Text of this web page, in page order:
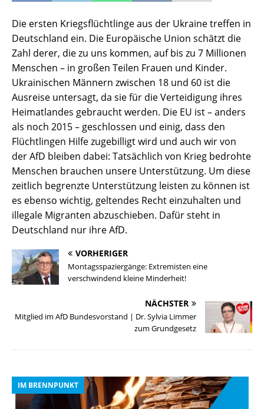
Die ersten Kriegsflüchtlinge aus der Ukraine treffen in
Deutschland ein. Die Europäische Union schätzt die
Zahl derer, die zu uns kommen, auf bis zu 7 Millionen
Menschen – in großen Teilen Frauen und Kinder.
Ukrainischen Männern zwischen 18 und 60 ist die
Ausreise untersagt, da sie für die Verteidigung ihres
Heimatlandes gebraucht werden. Die EU ist – anders
als noch 2015 – geschlossen und einig, dass den
Flüchtlingen Hilfe zugebilligt wird und auch wir von
der AfD bleiben dabei: Tatsächlich von Krieg bedrohte
Menschen brauchen unsere Unterstützung. Um diese
zeitlich begrenzte Unterstützung leisten zu können ist
es ebenso wichtig, geltendes Recht einzuhalten und
illegale Migranten abzuschieben. Dafür steht in
Deutschland nur ihre AfD.
VORHERIGER
Montagsspaziergänge: Extremisten eine
verschwindend kleine Minderheit!
NÄCHSTER
Mitglied im AfD Bundesvorstand | Dr. Sylvia Limmer
zum Grundgesetz
IM BRENNPUNKT